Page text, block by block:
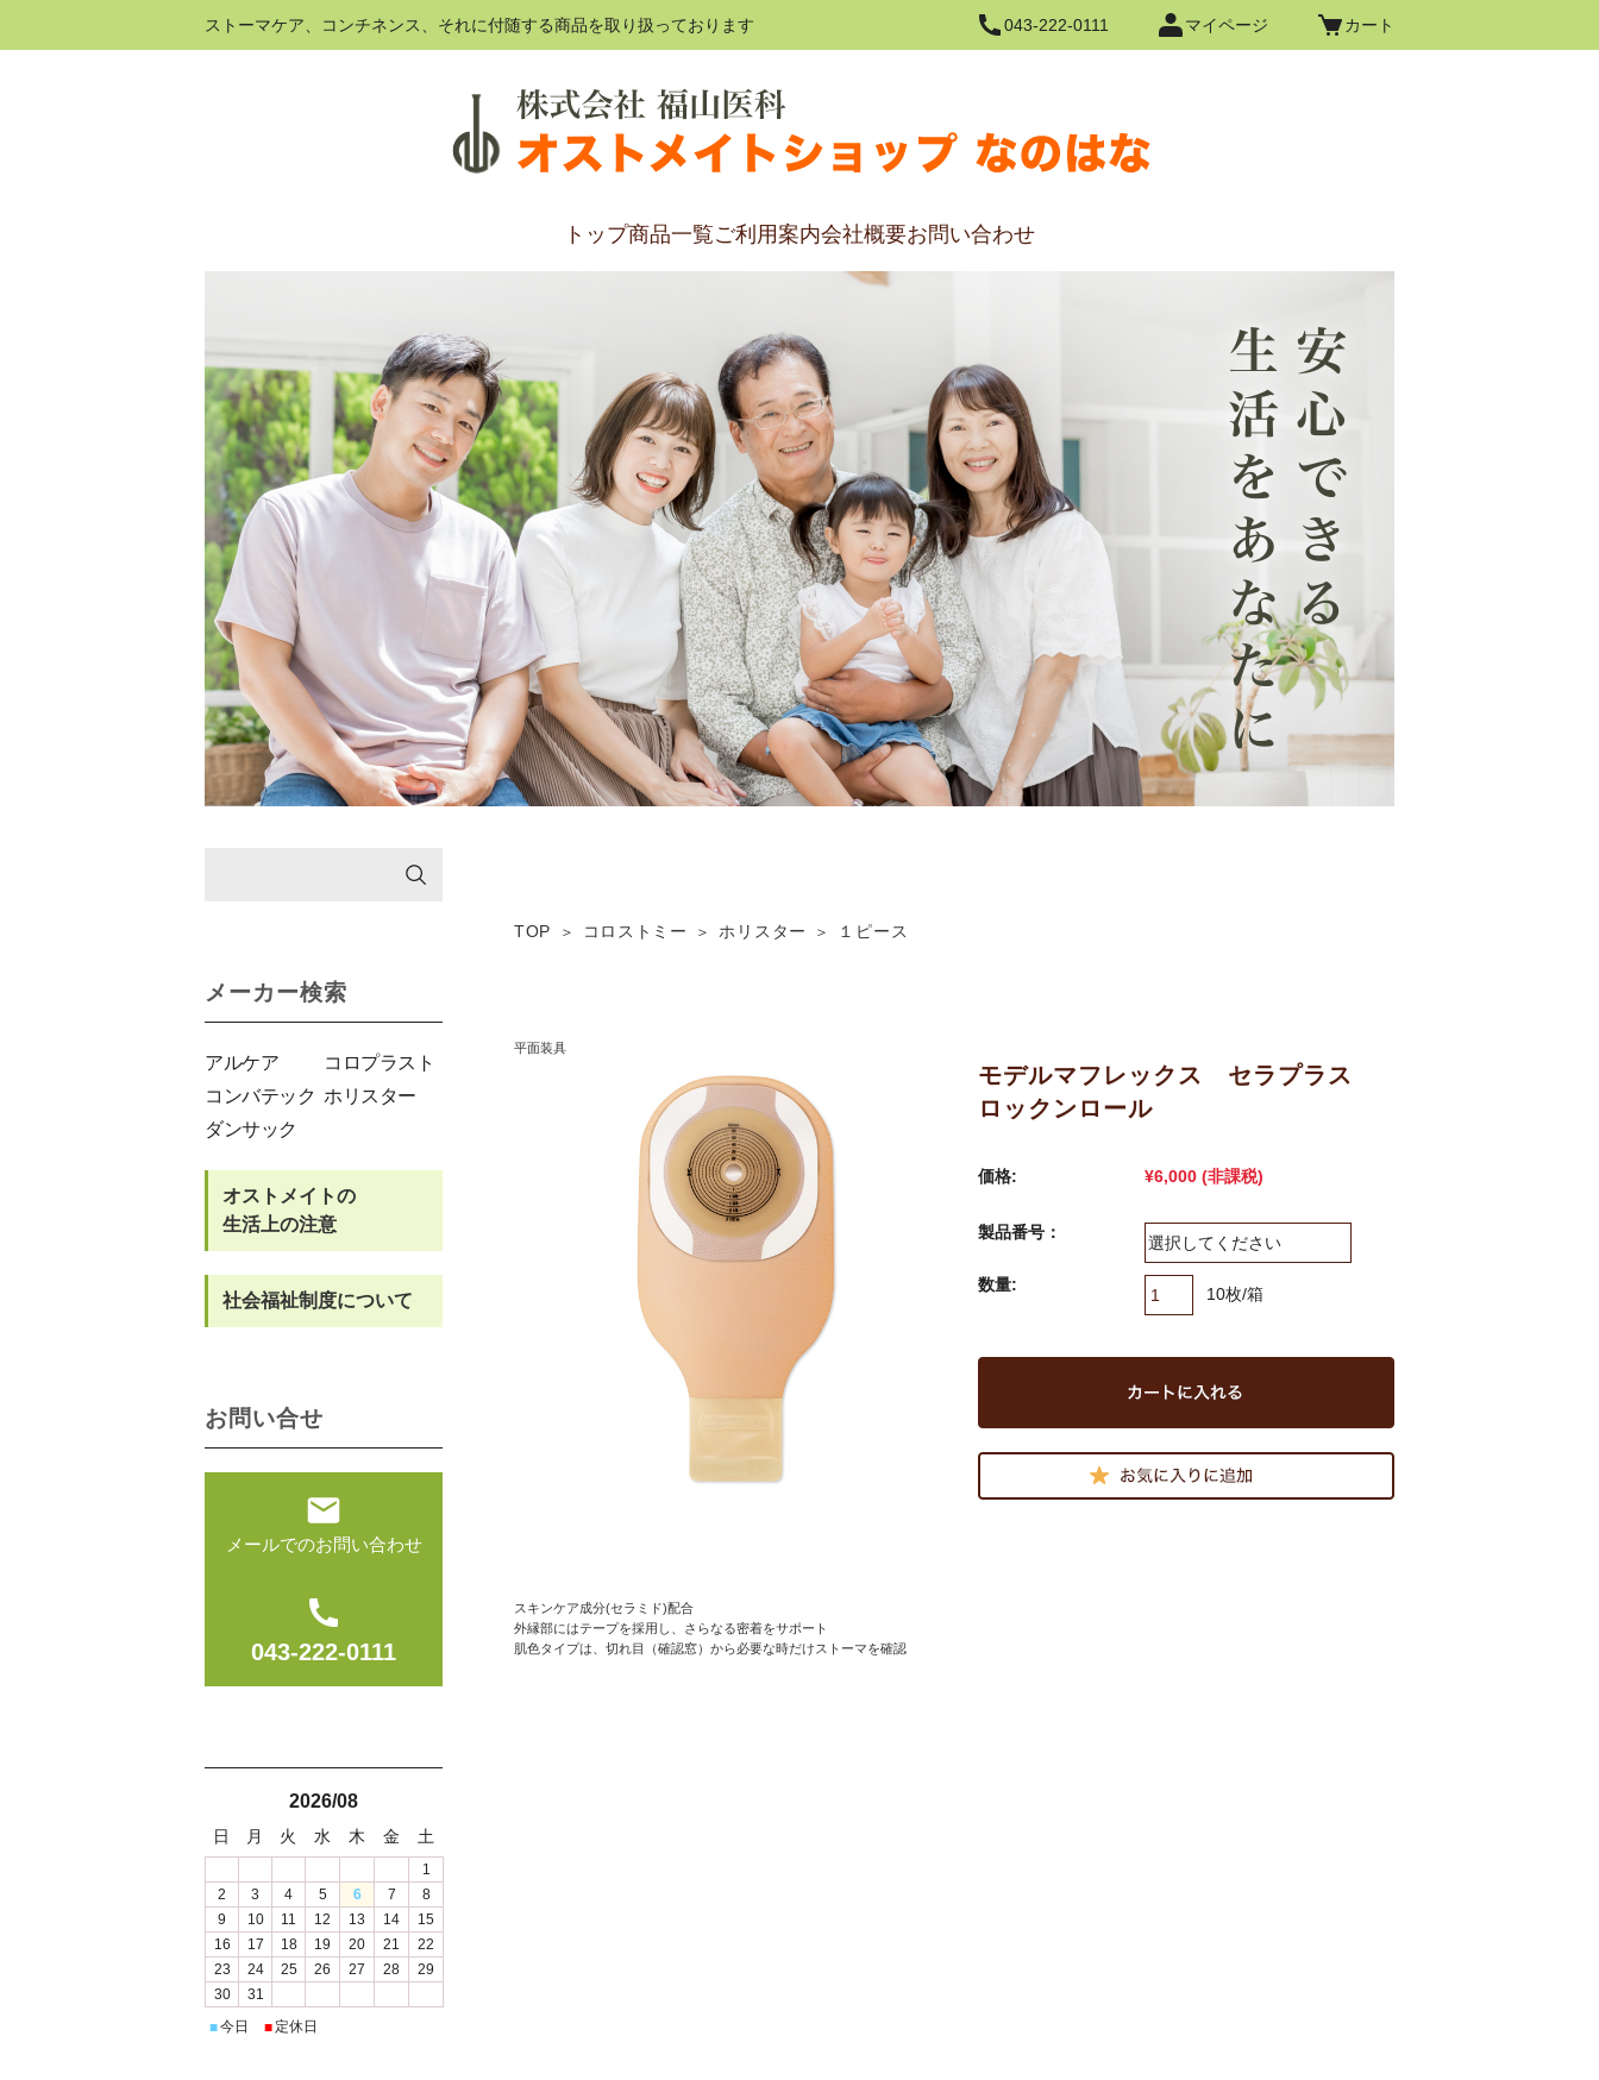
ストーマケア、コンチネンス、それに付随する商品を取り扱っております 043-222-0111 マイページ カート
トップ商品一覧ご利用案内会社概要お問い合わせ
TOP コロストミー ホリスター １ピース
平面装具
モデルマフレックス セラプラス
ロックンロール
価格: ¥6,000 (非課税)
製品番号：
数量: 10枚/箱
スキンケア成分(セラミド)配合
外縁部にはテープを採用し、さらなる密着をサポート
肌色タイプは、切れ目（確認窓）から必要な時だけストーマを確認
メーカー検索
アルケア
コロプラスト
コンバテック ホリスター
ダンサック
オストメイトの
生活上の注意
社会福祉制度について
お問い合せ
メールでのお問い合わせ
043-222-0111
2026/08
日 月 火 水 木 金 土
1
2
3 4 5 6 7
8
9
10 11 12 13 14
15
16
17 18 19 20 21
22
23
24 25 26 27 28
29
30
31
■今日 ■ 定休日